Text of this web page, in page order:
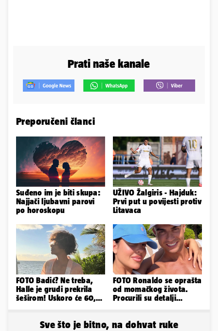
Prati naše kanale
Preporučeni članci
Suđeno im je biti skupa:
Najjači ljubavni parovi
po horoskopu
UŽIVO Žalgiris - Hajduk:
Prvi put u povijesti protiv
Litavaca
FOTO Badić? Ne treba,
Halle je grudi prekrila
šeširom! Uskoro će 60,
FOTO Ronaldo se oprašta
od momačkog života.
Procurili su detalji
Sve što je bitno, na dohvat ruke